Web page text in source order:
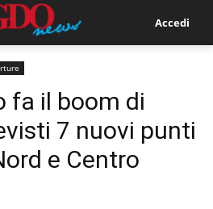
Accedi
fa il boom di
7 nuovi punti
e Centro